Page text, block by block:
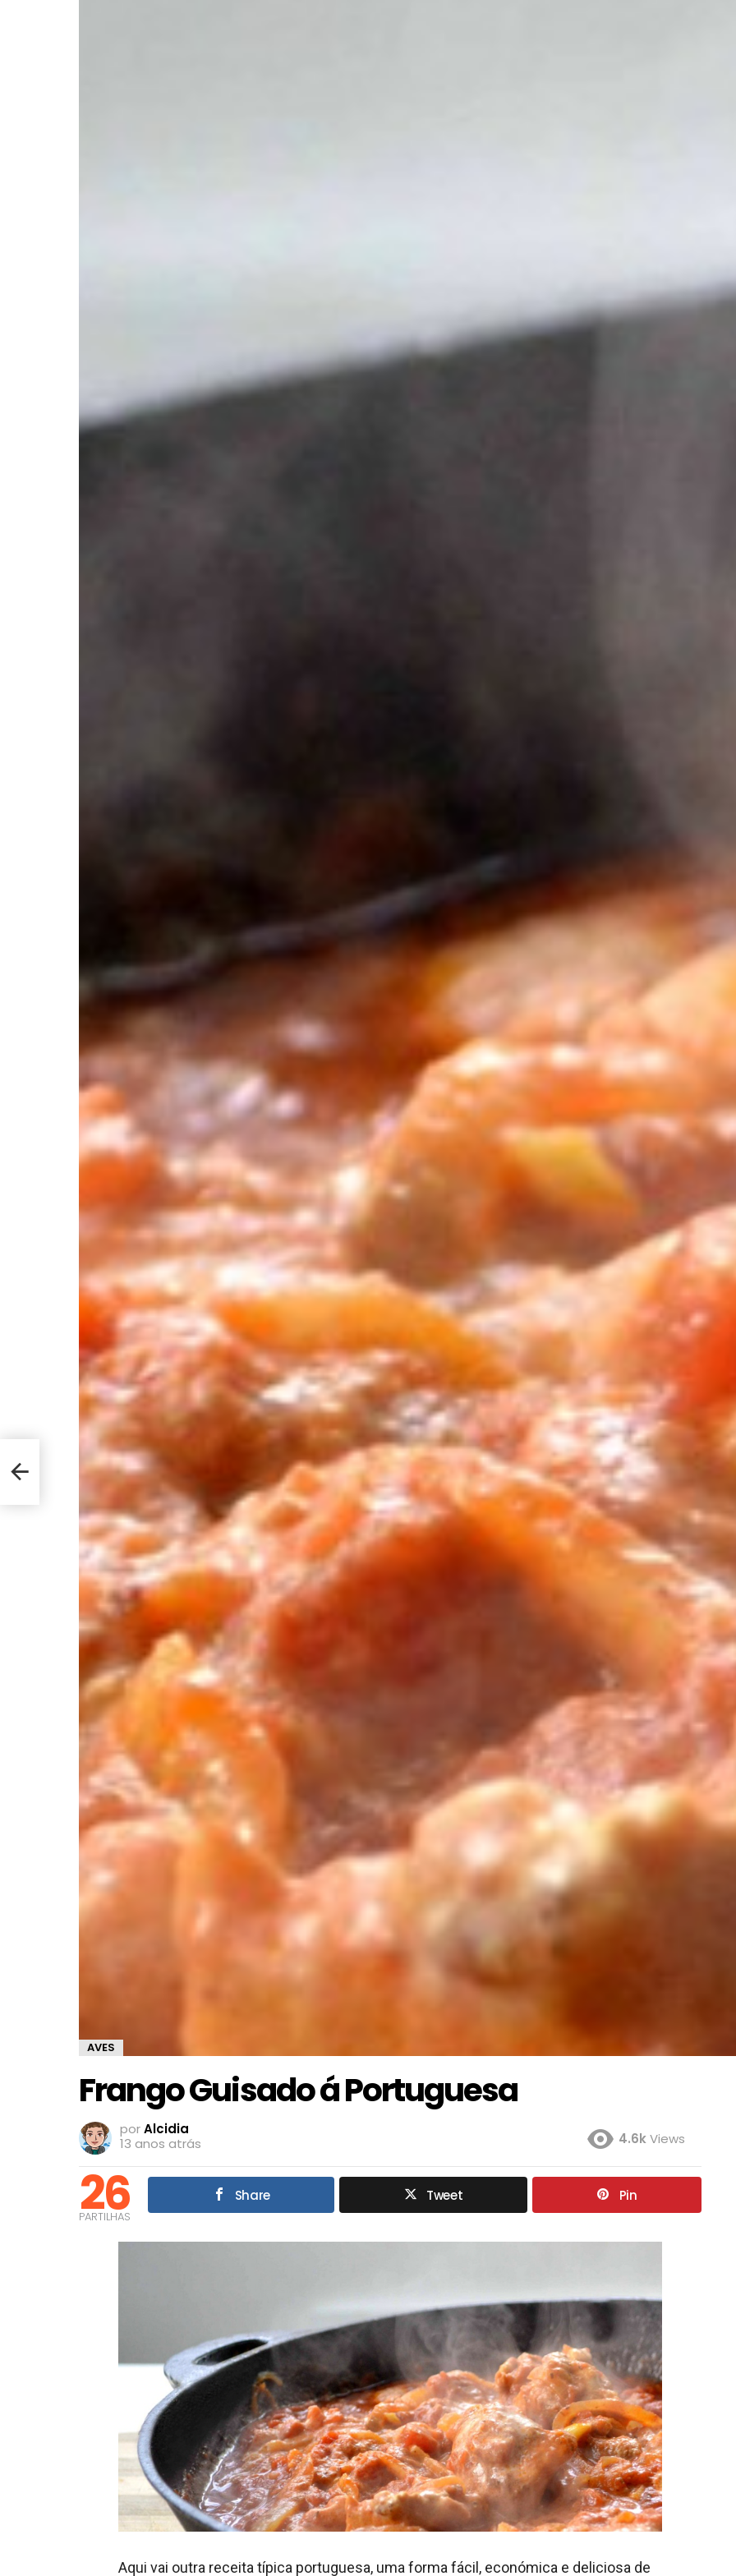
AVES
Frango Guisado á Portuguesa
porAlcidia
13 anos atrás
4.6kViews
26
PARTILHAS
Share Tweet Pin
Aqui vai outra receita típica portuguesa, uma forma fácil, económica e deliciosa de